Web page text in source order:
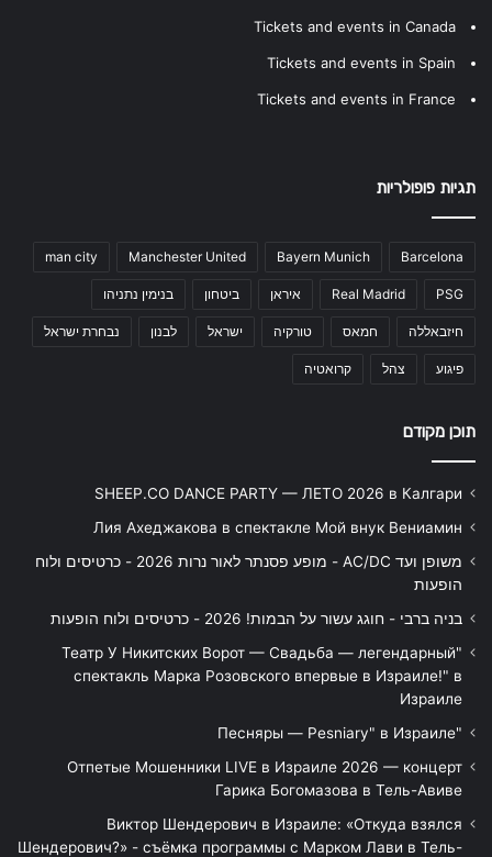
Tickets and events in Canada
Tickets and events in Spain
Tickets and events in France
תגיות פופולריות
Barcelona
Bayern Munich
Manchester United
man city
PSG
Real Madrid איראן ביטחון בנימין נתניהו
חיזבאללה חמאס טורקיה ישראל לבנון נבחרת ישראל
פיגוע צהל קרואטיה
תוכן מקודם
SHEEP.CO DANCE PARTY — ЛЕТО 2026 в Калгари
Лия Ахеджакова в спектакле Мой внук Вениамин
משופן ועד AC/DC - מופע פסנתר לאור נרות 2026 - כרטיסים ולוח
הופעות
בניה ברבי - חוגג עשור על הבמות! 2026 - כרטיסים ולוח הופעות
"Театр У Никитских Ворот — Свадьба — легендарный
спектакль Марка Розовского впервые в Израиле!" в
Израиле
"Песняры — Pesniary" в Израиле
Отпетые Мошенники LIVE в Израиле 2026 — концерт
Гарика Богомазова в Тель-Авиве
Виктор Шендерович в Израиле: «Откуда взялся
Шендерович?» - съёмка программы с Марком Лави в Тель-